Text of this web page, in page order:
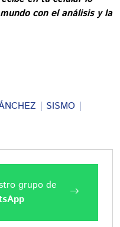
con el análisis y la
SISMO
grupo de